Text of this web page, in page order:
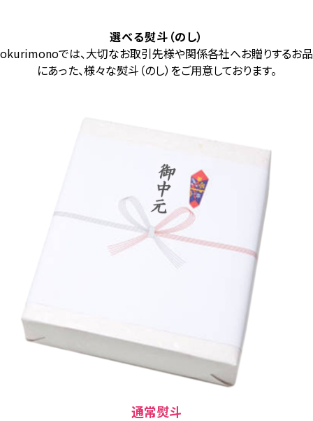
選べる熨斗（のし）
okurimonoでは、大切なお取引先様や関係各社へお贈りするお品
にあった、様々な熨斗（のし）をご用意しております。
通常熨斗